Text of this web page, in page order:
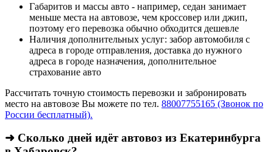
Габаритов и массы авто - например, седан занимает
меньше места на автовозе, чем кроссовер или джип,
поэтому его перевозка обычно обходится дешевле
Наличия дополнительных услуг: забор автомобиля с
адреса в городе отправления, доставка до нужного
адреса в городе назначения, дополнительное
страхование авто
Рассчитать точную стоимость перевозки и забронировать
место на автовозе Вы можете по тел. 88007755165 (Звонок по
России бесплатный).
➜ Сколько дней идёт автовоз из Екатеринбурга